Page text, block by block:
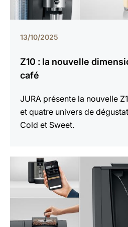
13/10/2025
Z10 : la nouvelle
café
JURA présente la nouvelle
et quatre univers de
Cold et Sweet.